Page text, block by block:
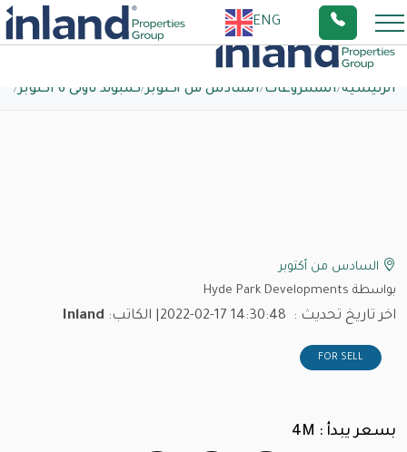
ENG
الرئيسية/المشروعات/السادس من أكتوبر/كمبوند تاونى 6 اكتوبر /
السادس من أكتوبر
بواسطة Hyde Park Developments
اخر تاريخ تحديث : 2022-02-17 14:30:48 | الكاتب: Inland
FOR SELL
بسعر يبدأ : 4M